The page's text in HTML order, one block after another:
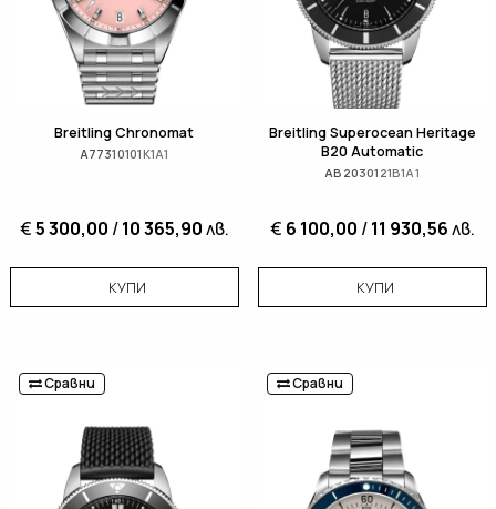
Breitling Chronomat
A77310101K1A1
€5 300,00 /10 365,90лв.
КУПИ
Breitling Superocean Heritage
B20 Automatic
AB2030121B1A1
€ 6 100,00 /11 930,56лв.
КУПИ
Сравни Сравни